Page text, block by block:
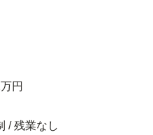
円
/ 残業なし